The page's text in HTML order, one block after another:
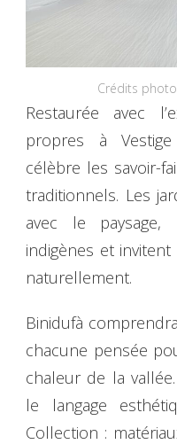
Crédits
Restaurée avec
propres à
célèbre les savoir-
traditionnels. Les
avec le paysage,
indigènes et invitent
naturellement.
Binidufà
chacune pensée
chaleur de la
le langage
Collection :